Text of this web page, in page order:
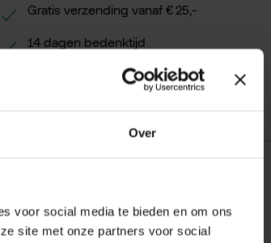
Over
voor social media te bieden en om ons
site met onze partners voor social
Gratis verzending vanaf € 25,-
14 dagen bedenktijd
Veilig en snel betalen